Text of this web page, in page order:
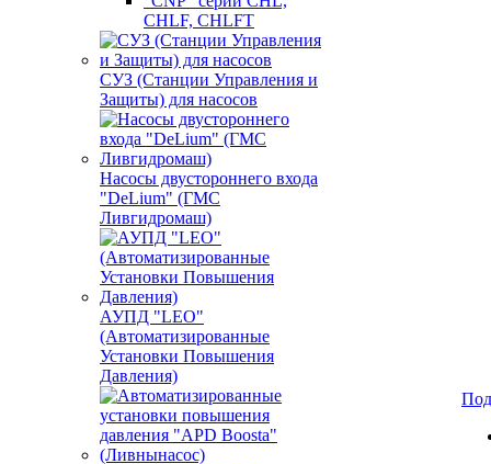
CHLF, CHLFT
СУЗ (Станции Управления и
Защиты) для насосов
Насосы двустороннего входа
"DeLium" (ГМС
Ливгидромаш)
АУПД "LEO"
(Автоматизированные
Установки Повышения
Давления)